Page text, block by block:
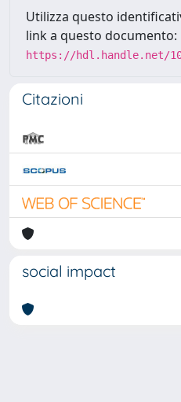
Utilizza questo
link a questo documento:
https://hdl.handle.net/
Citazioni
social impact